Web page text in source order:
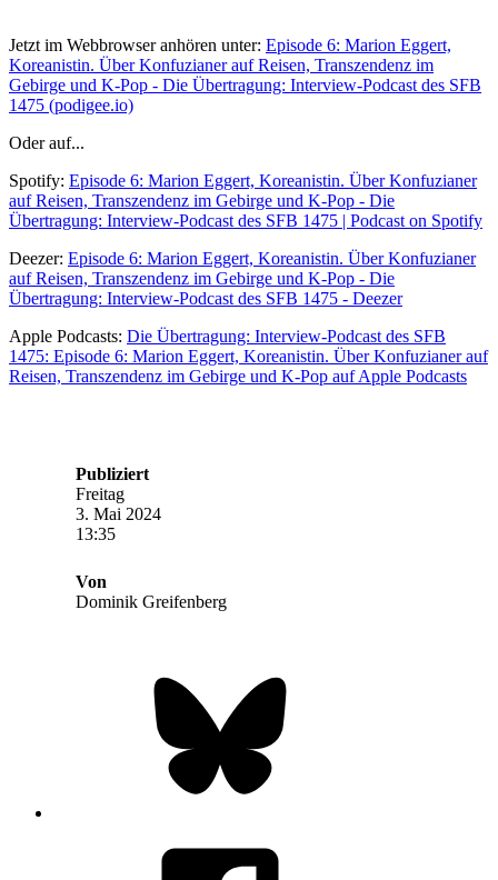
Jetzt im Webbrowser anhören unter: Episode 6: Marion Eggert,
Koreanistin. Über Konfuzianer auf Reisen, Transzendenz im
Gebirge und K-Pop - Die Übertragung: Interview-Podcast des SFB
1475 (podigee.io)
Oder auf...
Spotify: Episode 6: Marion Eggert, Koreanistin. Über Konfuzianer
auf Reisen, Transzendenz im Gebirge und K-Pop - Die
Übertragung: Interview-Podcast des SFB 1475 | Podcast on Spotify
Deezer: Episode 6: Marion Eggert, Koreanistin. Über Konfuzianer
auf Reisen, Transzendenz im Gebirge und K-Pop - Die
Übertragung: Interview-Podcast des SFB 1475 - Deezer
Apple Podcasts: Die Übertragung: Interview-Podcast des SFB
1475: Episode 6: Marion Eggert, Koreanistin. Über Konfuzianer auf
Reisen, Transzendenz im Gebirge und K-Pop auf Apple Podcasts
Publiziert
Freitag
3. Mai 2024
13:35
Von
Dominik Greifenberg